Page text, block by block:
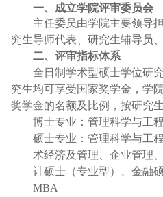
一、成立学院评审委员会
主任委员由学院主要领导
究生导师代表、研究生辅导员
二、评审指标体系
全日制学术型硕士学位研
究生均可享受国家奖学金，学
奖学金的名额及比例，按研究
博士专业：管理科学与工程
硕士专业：管理科学与工
术经济及管理、企业管理
计硕士（专业型）、金融
MBA